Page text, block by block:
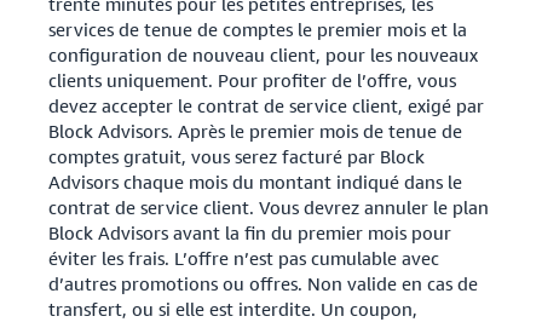
services de tenue de comptes le premier mois et la
configuration de nouveau client, pour les nouveaux
clients uniquement. Pour profiter de l’offre, vous
devez accepter le contrat de service client, exigé par
Block Advisors. Après le premier mois de tenue de
comptes gratuit, vous serez facturé par Block
Advisors chaque mois du montant indiqué dans le
contrat de service client. Vous devrez annuler le plan
Block Advisors avant la fin du premier mois pour
éviter les frais. L’offre n’est pas cumulable avec
d’autres promotions ou offres. Non valide en cas de
transfert, ou si elle est interdite. Un coupon,